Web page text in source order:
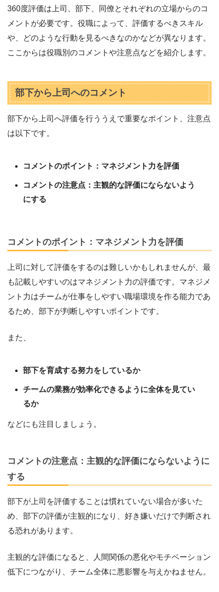
360度評価は上司、部下、同僚とそれぞれの立場からのコ
メントが必要です。役職によって、評価するべきスキル
や、どのような行動を見るべきなのかなどが異なります。
ここからは役職別のコメントや注意点などを紹介します。
部下から上司へのコメント
部下から上司へ評価を行ううえで重要なポイント、注意点
は以下です。
コメントのポイント：マネジメント力を評価
コメントの注意点：主観的な評価にならないよう
にする
コメントのポイント：マネジメント力を評価
上司に対して評価をするのは難しいかもしれませんが、最
も記載しやすいのはマネジメント力の評価です。マネジメ
ント力はチームが仕事をしやすい職場環境を作る能力であ
るため、部下が判断しやすいポイントです。
また、
部下を育成する努力をしているか
チームの業務が効率化できるように全体を見てい
るか
などにも注目しましょう。
コメントの注意点：主観的な評価にならないように
する
部下が上司を評価することは慣れていない場合が多いた
め、部下の評価が主観的になり、好き嫌いだけで判断され
る恐れがあります。
主観的な評価になると、人間関係の悪化やモチベーション
低下につながり、チーム全体に悪影響を与えかねません。